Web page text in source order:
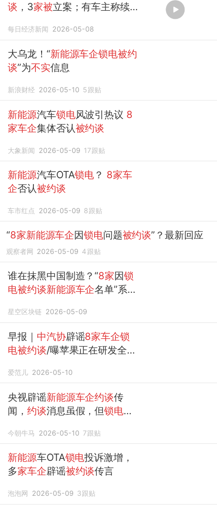
谈 ，3家被立案；有车主称续
每日经济新闻 2026-05-08
大乌龙！“新能源车企锁电被约
谈”为不实信息
新浪财经 2026-05-10 5跟贴
新能源汽车锁电风波引热议 8
家车企集体否认被约谈
大象新闻 2026-05-09 17跟贴
新能源汽车OTA锁电 ？ 8家车
企否认被约谈
车市红点 2026-05-09 8跟贴
“8家新能源车企因锁电问题被约谈”？最新回应
观察者网 2026-05-09 4 跟贴
谁在抹黑中国制造？“8家因锁
电被约谈新能源车企名单”系谣
星空区块链 2026-05-09
早报｜ 中汽协辟谣8家车企锁
电被约谈/曝苹果正在研发全息
换代：汽车不是手机
爱范儿 2026-05-10
央视辟谣新能源车企约谈传
闻，约谈消息虽假，但锁电问
今朝牛马 2026-05-10 7跟贴
新能源车OTA锁电投诉激增，
多家车企辟谣被约谈传言
泡泡网 2026-05-09 3跟贴